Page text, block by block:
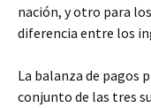
nación, y otro para
diferencia entre los
La balanza de pagos
conjunto de las tres